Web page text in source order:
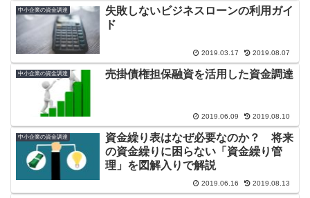
中小企業の資金調達
失敗しないビジネスローンの利用ガイ
ド
2019.03.17 2019.08.07
中小企業の資金調達 売掛債権担保融資を活用した資金調達
2019.06.09 2019.08.10
中小企業の資金調達
資金繰り表はなぜ必要なのか？ 将来
の資金繰りに困らない「資金繰り管
理」を図解入りで解説
2019.06.16 2019.08.13